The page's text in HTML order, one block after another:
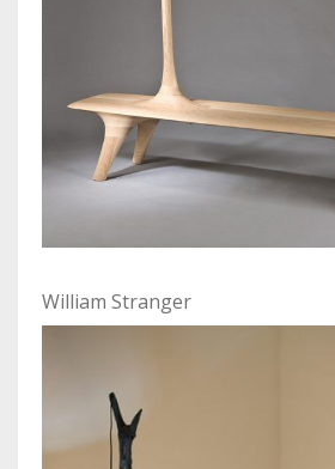
William Stranger